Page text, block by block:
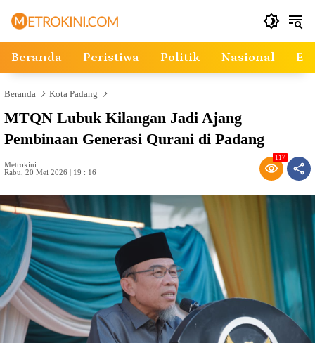
Beranda Peristiwa Politik Nasional
Beranda Kota Padang
MTQN Lubuk Kilangan Jadi Ajang
Pembinaan Generasi Qurani di Padang
Metrokini
Rabu, 20 Mei 2026 | 19 : 16
117